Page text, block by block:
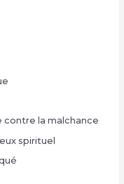
contre la malchance
spirituel